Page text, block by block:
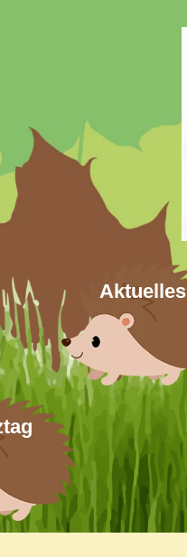
Aktuelles